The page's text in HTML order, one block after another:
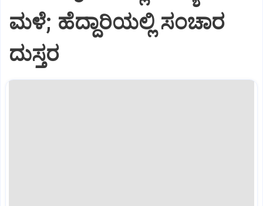
ಮಳೆ; ಹೆದ್ದಾರಿಯಲ್ಲಿ ಸಂಚಾರ
ದುಸ್ತರ